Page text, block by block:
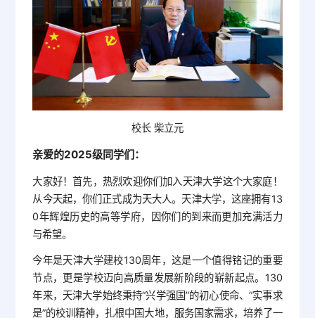
校长 柴立元
亲爱的2025级同学们：
大家好！首先，热烈欢迎你们加入天津大学这个大家庭！
从今天起，你们正式成为天大人。天津大学，这座拥有13
0年辉煌历史的高等学府，因你们的到来而更加充满活力
与希望。
今年是天津大学建校130周年，这是一个值得铭记的重要
节点，更是学校迈向高质量发展新阶段的崭新起点。130
年来，天津大学始终秉持“兴学强国”的初心使命、“实事求
是”的校训精神，扎根中国大地，服务国家需求，培养了一